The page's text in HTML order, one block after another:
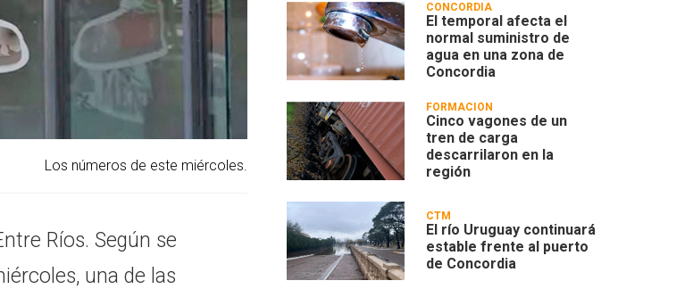
Los números de este miércoles.
Ríos. Según se
una de las
CONCORDIA
El temporal afecta el
normal suministro de
agua en una zona de
Concordia
FORMACIÓN
Cinco vagones de un
tren de carga
descarrilaron en la
región
CTM
El río Uruguay continuará
estable frente al puerto
de Concordia